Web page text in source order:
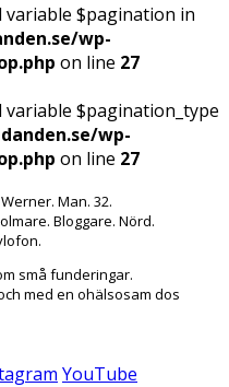
variable $pagination in
wp-
on line 27
variable $pagination_type
wp-
on line 27
Man. 32.
Bloggare. Nörd.
små funderingar.
med en ohälsosam dos
YouTube